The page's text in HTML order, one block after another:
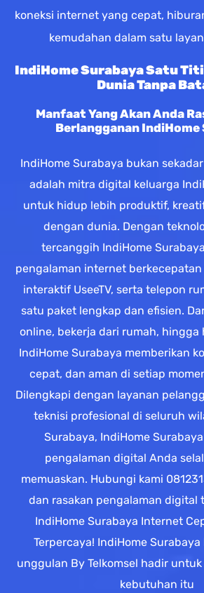
koneksi internet yang cepat,
kemudahan dalam satu
IndiHome Surabaya Satu
Dunia Tanpa
Manfaat Yang Akan Anda
Berlangganan IndiHome
IndiHome Surabaya bukan
adalah mitra digital keluarga
untuk hidup lebih produktif,
dengan dunia. Dengan
tercanggih IndiHome
pengalaman internet
interaktif UseeTV, serta telepon
satu paket lengkap dan efisien.
online, bekerja dari rumah, hingga
IndiHome Surabaya memberikan
cepat, dan aman di setiap
Dilengkapi dengan layanan
teknisi profesional di seluruh
Surabaya, IndiHome
pengalaman digital Anda
memuaskan. Hubungi kami
dan rasakan pengalaman digital
IndiHome Surabaya Internet
Terpercaya! IndiHome
unggulan By Telkomsel hadir
kebutuhan itu